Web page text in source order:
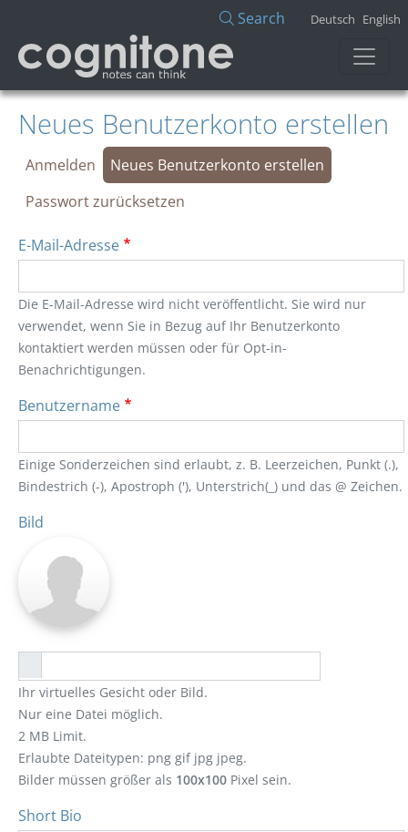
Search Deutsch English
Neues Benutzerkonto erstellen
Primäre Reiter
Anmelden
Neues Benutzerkonto erstellen
Passwort zurücksetzen
E-Mail-Adresse
Die E-Mail-Adresse wird nicht veröffentlicht. Sie wird nur
verwendet, wenn Sie in Bezug auf Ihr Benutzerkonto
kontaktiert werden müssen oder für Opt-in-
Benachrichtigungen.
Benutzername
Einige Sonderzeichen sind erlaubt, z. B. Leerzeichen, Punkt (.),
Bindestrich (-), Apostroph ('), Unterstrich(_) und das @ Zeichen.
Bild
Ihr virtuelles Gesicht oder Bild.
Nur eine Datei möglich.
2 MB Limit.
Erlaubte Dateitypen: png gif jpg jpeg.
Bilder müssen größer als 100x100 Pixel sein.
Short Bio